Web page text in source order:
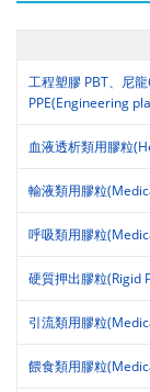
工程塑膠 PBT、尼
PPE(Engineering
血液透析類用膠粒
輸液類用膠粒
呼吸類用膠粒
硬質押出膠粒(Rigid
引流類用膠粒
餵食類用膠粒